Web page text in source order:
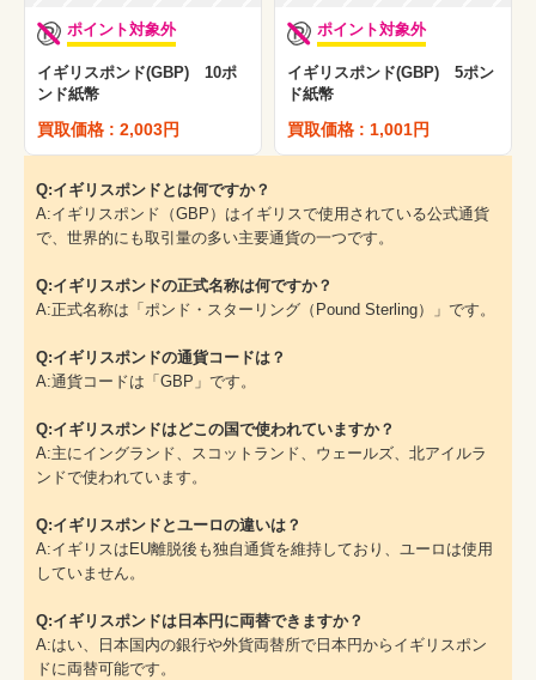
ポイント対象外
イギリスポンド(GBP) 10ポ
ンド紙幣
買取価格 : 2,003円
ポイント対象外
イギリスポンド(GBP) 5ポン
ド紙幣
買取価格 : 1,001円
Q:イギリスポンドとは何ですか？
A:イギリスポンド（GBP）はイギリスで使用されている公式通貨
で、世界的にも取引量の多い主要通貨の一つです。
Q:イギリスポンドの正式名称は何ですか？
A:正式名称は「ポンド・スターリング（Pound Sterling）」です。
Q:イギリスポンドの通貨コードは？
A:通貨コードは「GBP」です。
Q:イギリスポンドはどこの国で使われていますか？
A:主にイングランド、スコットランド、ウェールズ、北アイルラ
ンドで使われています。
Q:イギリスポンドとユーロの違いは？
A:イギリスはEU離脱後も独自通貨を維持しており、ユーロは使用
していません。
Q:イギリスポンドは日本円に両替できますか？
A:はい、日本国内の銀行や外貨両替所で日本円からイギリスポン
ドに両替可能です。